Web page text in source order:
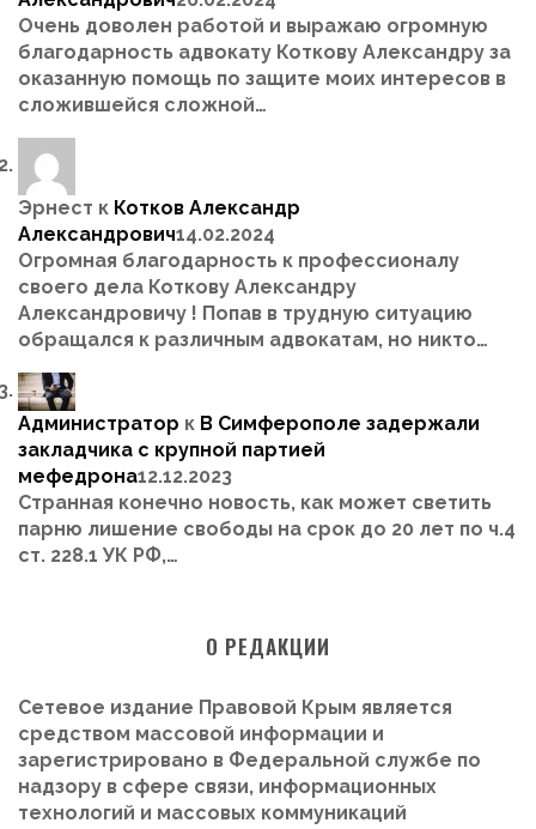
Очень доволен работой и выражаю огромную
благодарность адвокату Коткову Александру за
оказанную помощь по защите моих интересов в
сложившейся сложной…
Эрнест к Котков Александр
Александрович14.02.2024
Огромная благодарность к профессионалу
своего дела Коткову Александру
Александровичу ! Попав в трудную ситуацию
обращался к различным адвокатам, но никто…
Администратор к В Симферополе задержали
закладчика с крупной партией
мефедрона12.12.2023
Странная конечно новость, как может светить
парню лишение свободы на срок до 20 лет по ч.4
ст. 228.1 УК РФ,…
О РЕДАКЦИИ
Сетевое издание Правовой Крым является
средством массовой информации и
зарегистрировано в Федеральной службе по
надзору в сфере связи, информационных
технологий и массовых коммуникаций